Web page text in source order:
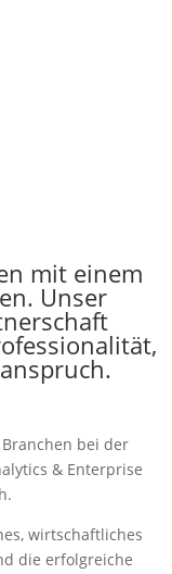
mit einem
Unser
bei der
& Enterprise
wirtschaftliches
die erfolgreiche